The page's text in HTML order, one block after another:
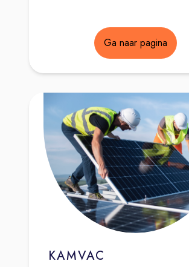
Ga naar pagina
KAMVAC